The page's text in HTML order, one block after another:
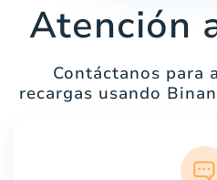
Atención
Contáctanos para
recargas usando